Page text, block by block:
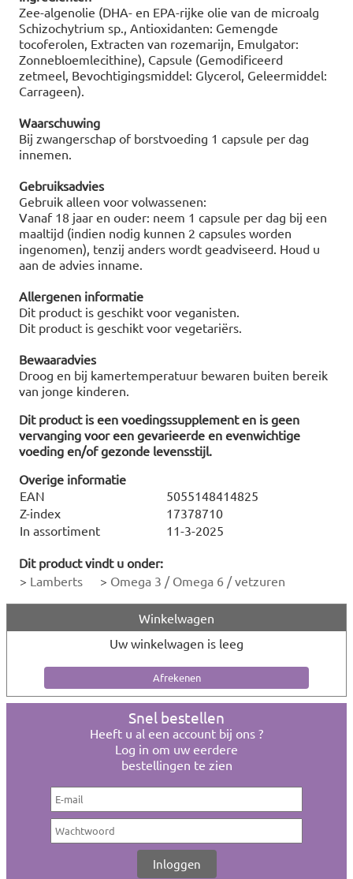
Zee-algenolie (DHA- en EPA-rijke olie van de microalg
Schizochytrium sp., Antioxidanten: Gemengde
tocoferolen, Extracten van rozemarijn, Emulgator:
Zonnebloemlecithine), Capsule (Gemodificeerd
zetmeel, Bevochtigingsmiddel: Glycerol, Geleermiddel:
Carrageen).
Waarschuwing
Bij zwangerschap of borstvoeding 1 capsule per dag
innemen.
Gebruiksadvies
Gebruik alleen voor volwassenen:
Vanaf 18 jaar en ouder: neem 1 capsule per dag bij een
maaltijd (indien nodig kunnen 2 capsules worden
ingenomen), tenzij anders wordt geadviseerd. Houd u
aan de advies inname.
Allergenen informatie
Dit product is geschikt voor veganisten.
Dit product is geschikt voor vegetariërs.
Bewaaradvies
Droog en bij kamertemperatuur bewaren buiten bereik
van jonge kinderen.
Dit product is een voedingssupplement en is geen
vervanging voor een gevarieerde en evenwichtige
voeding en/of gezonde levensstijl.
Overige informatie
EAN
5055148414825
Z-index
17378710
In assortiment
11-3-2025
Dit product vindt u onder:
> Lamberts > Omega 3 / Omega 6 / vetzuren
Winkelwagen
Uw winkelwagen is leeg
Snel bestellen
Heeft u al een account bij ons ?
Log in om uw eerdere
bestellingen te zien